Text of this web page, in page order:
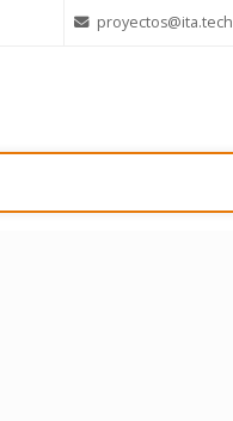
proyectos@ita.tech